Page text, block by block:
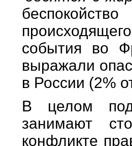
события во
выражали
в России (2%
В целом
занимают
конфликте